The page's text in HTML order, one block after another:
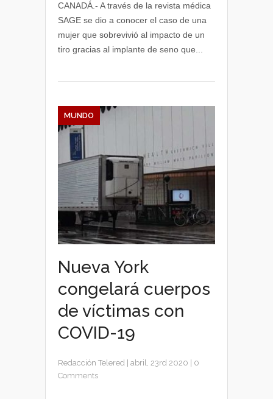
CANADÁ.- A través de la revista médica
SAGE se dio a conocer el caso de una
mujer que sobrevivió al impacto de un
tiro gracias al implante de seno que...
MUNDO
Nueva York
congelará cuerpos
de víctimas con
COVID-19
Redacción Telered abril, 23rd 2020
0
Comments